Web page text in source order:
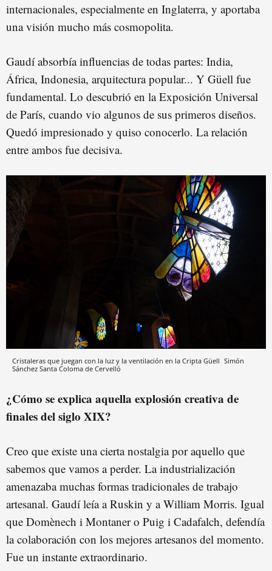
internacionales, especialmente en Inglaterra, y aportaba
una visión mucho más cosmopolita.
Gaudí absorbía influencias de todas partes: India,
África, Indonesia, arquitectura popular... Y Güell fue
fundamental. Lo descubrió en la Exposición Universal
de París, cuando vio algunos de sus primeros diseños.
Quedó impresionado y quiso conocerlo. La relación
entre ambos fue decisiva.
Cristaleras que juegan con la luz y la ventilación en la Cripta Güell Simón
Sánchez Santa Coloma de Cervelló
¿Cómo se explica aquella explosión creativa de
finales del siglo XIX?
Creo que existe una cierta nostalgia por aquello que
sabemos que vamos a perder. La industrialización
amenazaba muchas formas tradicionales de trabajo
artesanal. Gaudí leía a Ruskin y a William Morris. Igual
que Domènech i Montaner o Puig i Cadafalch, defendía
la colaboración con los mejores artesanos del momento.
Fue un instante extraordinario.